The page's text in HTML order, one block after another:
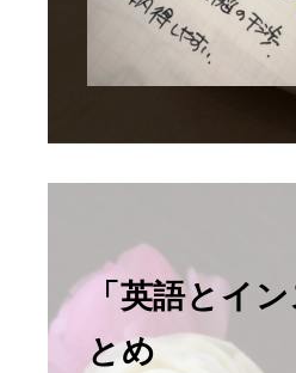
「英語とイ
とめ